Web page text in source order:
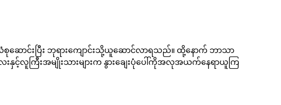
ောင်းပြီး ဘုရားကျောင်းသို့ယူဆောင်လာရသည်။ ထို့နောက် ဘာသာ
နှင့်လူကြီးအမျိုးသားများက နွားချေးပုံပေါ်ကိုအလုအယက်နေရာယူကြ